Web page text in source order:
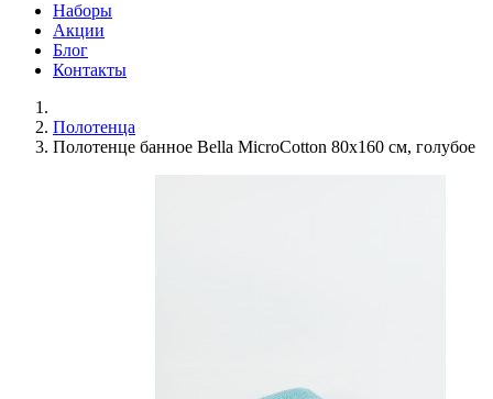
Наборы
Акции
Блог
Контакты
Полотенца
Полотенце банное Bella MicroCotton 80х160 см, голубое